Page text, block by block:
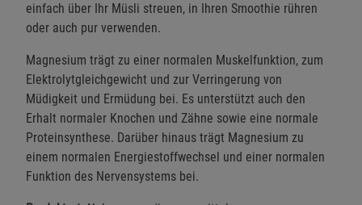
einfach über Ihr Müsli streuen, in Ihren Smoothie rühren
oder auch pur verwenden.
Magnesium trägt zu einer normalen Muskelfunktion, zum
Elektrolytgleichgewicht und zur Verringerung von
Müdigkeit und Ermüdung bei. Es unterstützt auch den
Erhalt normaler Knochen und Zähne sowie eine normale
Proteinsynthese. Darüber hinaus trägt Magnesium zu
einem normalen Energiestoffwechsel und einer normalen
Funktion des Nervensystems bei.